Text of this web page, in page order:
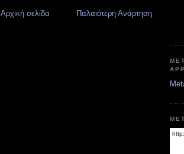
Παλαιότερη Ανάρτηση
Αρχική σελίδα
APP